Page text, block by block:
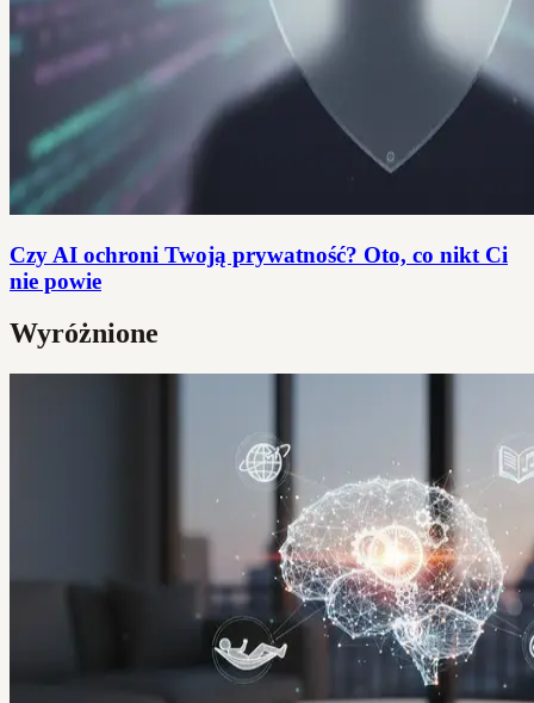
Czy AI ochroni Twoją prywatność? Oto, co nikt Ci
nie powie
Wyróżnione